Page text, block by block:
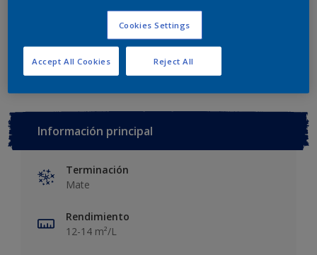
Agregar a espacio Encontrar una tienda
Información principal
Terminación
Mate
Rendimiento
12-14 m²/L
Cookies Settings
Reject All
Accept All Cookies